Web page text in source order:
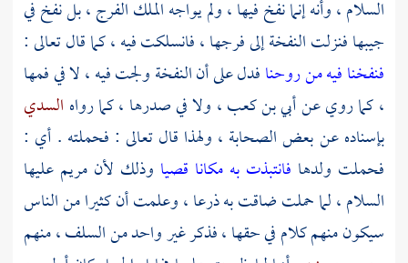
السلام ، وأنه إنما نفخ فيها ، ولم يواجه الملك الفرج ، بل نفخ في
جيبها فنزلت النفخة إلى فرجها ، فانسلكت فيه ، كما قال تعالى :
فنفخنا فيه من روحنافدل على أن النفخة ولجت فيه ، لا في فمها
، كما روي عنأبي بن كعب، ولا في صدرها ، كما رواه السدي
بإسناده عن بعض الصحابة ، ولهذا قال تعالى : فحملته . أي :
فحملت ولدها فانتبذت به مكانا قصيا وذلك لأن مريم عليها
السلام ، لما حملت ضاقت به ذرعا ، وعلمت أن كثيرا من الناس
سيكون منهم كلام في حقها ، فذكر غير واحد من السلف ، منهم